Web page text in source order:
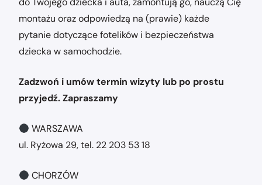
montażu oraz odpowiedzą na (prawie) każde
pytanie dotyczące fotelików i bezpieczeństwa
dziecka w samochodzie.
Zadzwoń i umów termin wizyty lub po prostu
przyjedź. Zapraszamy
WARSZAWA
ul. Ryżowa 29, tel. 22 203 53 18
CHORZÓW